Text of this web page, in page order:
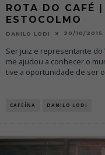
ROTA DO CAFÉ
ESTOCOLMO
DANILO LODI 20/10/2015
Ser juiz e representante do
me ajudou a conhecer o
tive a oportunidade de ser
CAFEÍNA DANILO LODI